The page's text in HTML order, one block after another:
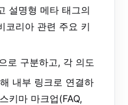
설명형 메타 태그의
코리아 관련 주요 키
로 구분하고, 각 의도
내부 링크로 연결하
키마 마크업(FAQ,